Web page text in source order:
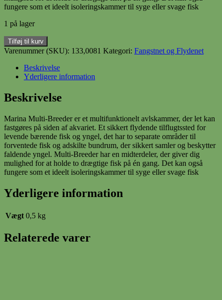
fungere som et ideelt isoleringskammer til syge eller svage fisk
1 på lager
MULTI
OPDELER
antal
Tilføj til kurv
Varenummer (SKU): 133,0081 Kategori: Fangstnet og Flydenet
Beskrivelse
Yderligere information
Beskrivelse
Marina Multi-Breeder er et multifunktionelt avlskammer, der let kan
fastgøres på siden af ​​akvariet. Et sikkert flydende tilflugtssted for
levende bærende fisk og yngel, det har to separate områder til
forventede fisk og adskilte bundrum, der sikkert samler og beskytter
faldende yngel. Multi-Breeder har en midterdeler, der giver dig
mulighed for at holde to drægtige fisk på én gang. Det kan også
fungere som et ideelt isoleringskammer til syge eller svage fisk
Yderligere information
Vægt 0,5 kg
Relaterede varer